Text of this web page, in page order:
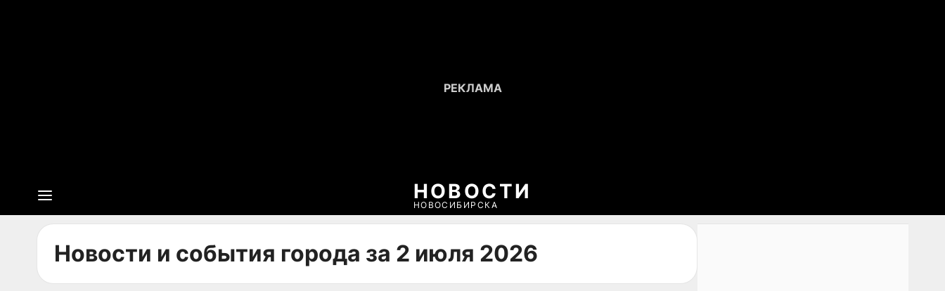
НОВОСТИ
НОВОСИБИРСКА
Новости и события города за 2 июля 2026